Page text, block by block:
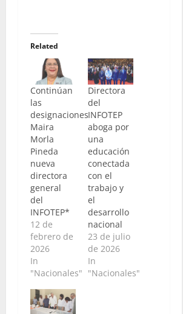
Related
Continúan
las
designaciones
Maira
Morla
Pineda
nueva
directora
general
del
INFOTEP*
12 de
febrero de
2026
In
"Nacionales"
Directora
del
INFOTEP
aboga por
una
educación
conectada
con el
trabajo y
el
desarrollo
nacional
23 de julio
de 2026
In
"Nacionales"